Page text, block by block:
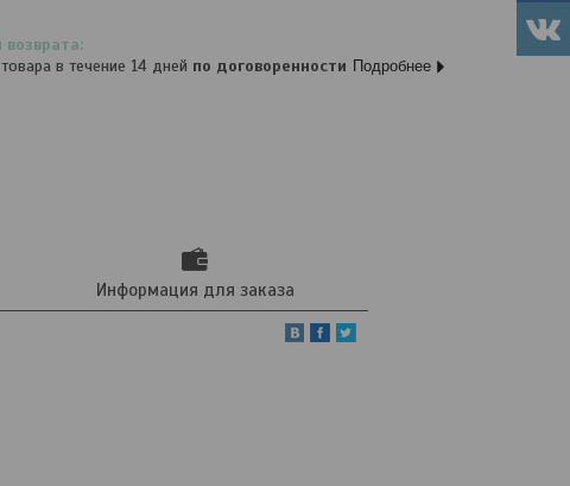
в течение 14 дней по договоренности Подробнее
Информация для заказа